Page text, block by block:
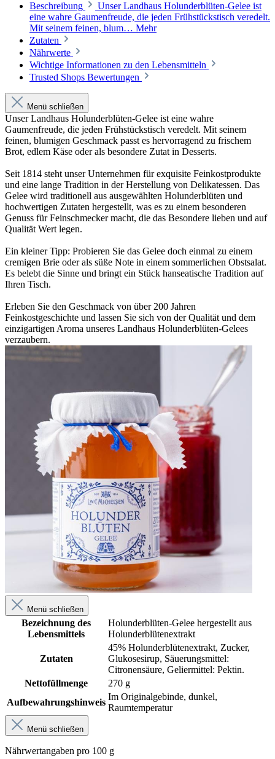
Beschreibung
Unser Landhaus Holunderblüten-Gelee ist
eine wahre Gaumenfreude, die jeden Frühstückstisch veredelt.
Mit seinem feinen, blum… Mehr
Zutaten
Nährwerte
Wichtige Informationen zu den Lebensmitteln
Trusted Shops Bewertungen
Menü schließen
Unser Landhaus Holunderblüten-Gelee ist eine wahre
Gaumenfreude, die jeden Frühstückstisch veredelt. Mit seinem
feinen, blumigen Geschmack passt es hervorragend zu frischem
Brot, edlem Käse oder als besondere Zutat in Desserts.
Seit 1814 steht unser Unternehmen für exquisite Feinkostprodukte
und eine lange Tradition in der Herstellung von Delikatessen. Das
Gelee wird traditionell aus ausgewählten Holunderblüten und
hochwertigen Zutaten hergestellt, was es zu einem besonderen
Genuss für Feinschmecker macht, die das Besondere lieben und auf
Qualität Wert legen.
Ein kleiner Tipp: Probieren Sie das Gelee doch einmal zu einem
cremigen Brie oder als süße Note in einem sommerlichen Obstsalat.
Es belebt die Sinne und bringt ein Stück hanseatische Tradition auf
Ihren Tisch.
Erleben Sie den Geschmack von über 200 Jahren
Feinkostgeschichte und lassen Sie sich von der Qualität und dem
einzigartigen Aroma unseres Landhaus Holunderblüten-Gelees
verzaubern.
Menü schließen
Bezeichnung des
Lebensmittels
Holunderblüten-Gelee hergestellt aus
Holunderblütenextrakt
Zutaten
45% Holunderblütenextrakt, Zucker,
Glukosesirup, Säuerungsmittel:
Citronensäure, Geliermittel: Pektin.
Nettofüllmenge
270 g
Aufbewahrungshinweis
Im Originalgebinde, dunkel,
Raumtemperatur
Menü schließen
Nährwertangaben pro 100 g